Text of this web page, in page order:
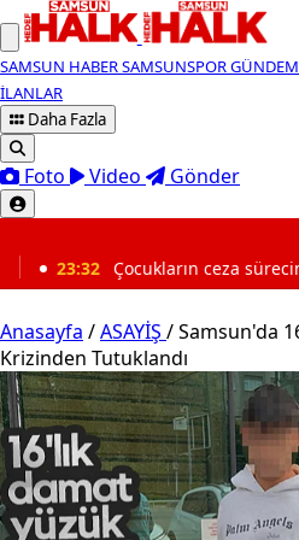
SAMSUN HABERSAMSUNSPORGÜNDEM
İLANLAR
Daha Fazla
Foto Video Gönder
ceza sürecinde yeni dönem:
Anasayfa /ASAYİŞ /Samsun'da
Krizinden Tutuklandı